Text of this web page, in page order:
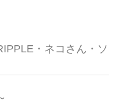
・ネコさん・ソ